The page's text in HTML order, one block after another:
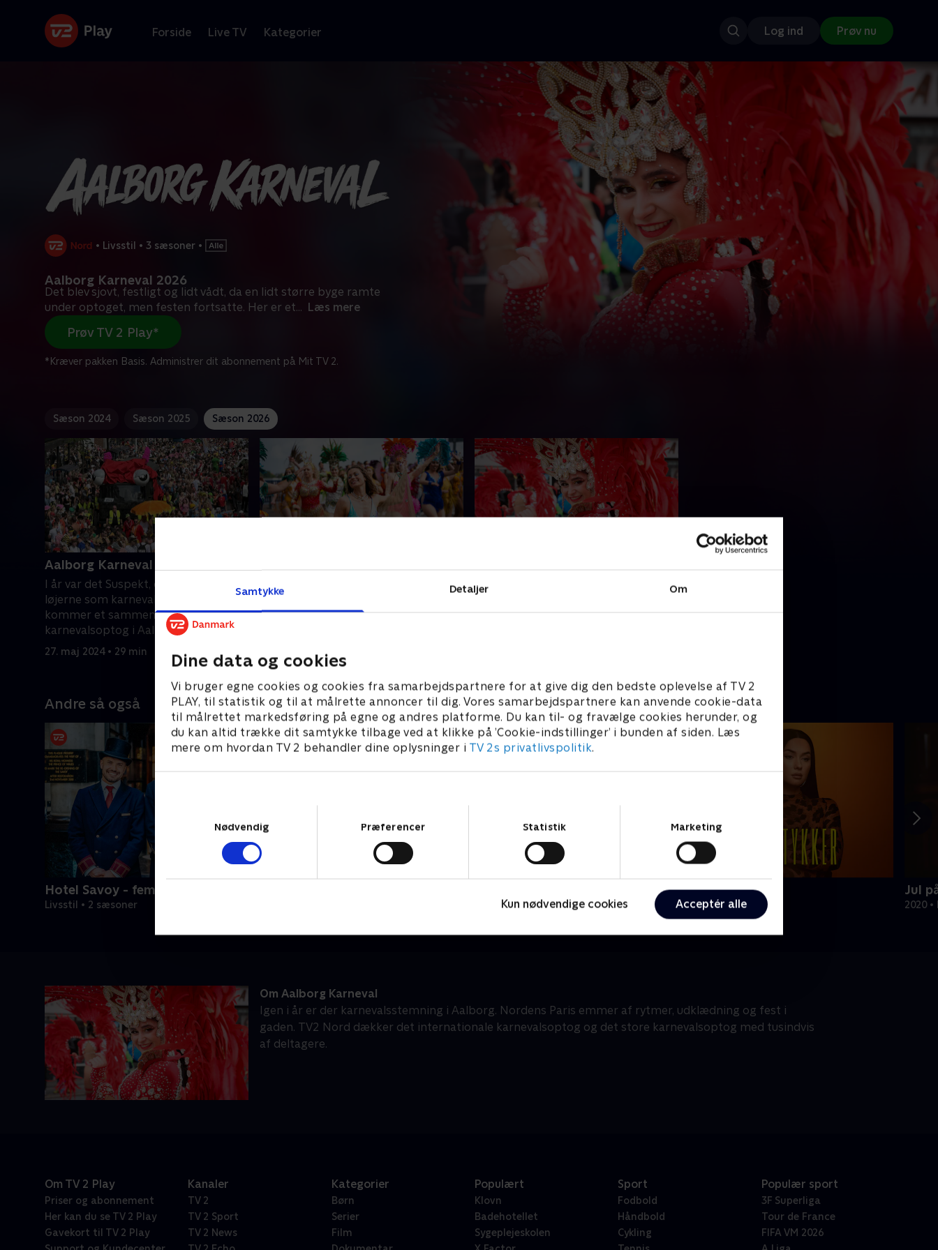
Samtykke Detaljer Om
Dine data og cookies
Vi bruger egne cookies og cookies fra samarbejdspartnere for at give dig den bedste oplevelse af TV 2
PLAY, til statistik og til at målrette annoncer til dig. Vores samarbejdspartnere kan anvende cookie-data
til målrettet markedsføring på egne og andres platforme. Du kan til- og fravælge cookies herunder, og
du kan altid trække dit samtykke tilbage ved at klikke på ’Cookie-indstillinger’ i bunden af siden. Læs
mere om hvordan TV 2 behandler dine oplysninger i TV 2s privatlivspolitik.
Nødvendig
Præferencer Statistik Marketing
Kun nødvendige cookies Acceptér alle
Forside Live TV Kategorier Log ind Prøv nu
• Livsstil • 3 sæsoner •
Aalborg Karneval 2026
Det blev sjovt, festligt og lidt vådt, da en lidt større byge ramte
under optoget, men festen fortsatte. Her er et... Læs mere
Prøv TV 2 Play*
*Kræver pakken Basis. Administrer dit abonnement på Mit TV 2.
Sæson 2024 Sæson 2025 Sæson 2026
Aalborg Karneval 2024
I år var det Suspekt, der førte an i
løjerne som karnevallets konger. Her
kommer et sammendrag fra årets
karnevalsoptog i Aalborgs gader.
27. maj 2024 • 29 min
Aalborgs gader var igen fyldt med
med sambarytmer og feststemning,
da omkring 100.000 mennesker
26. maj 2025 • 32 min
Det blev sjovt, festligt og lidt vådt, da
Andre så også
Hotel Savoy - femstjernet luksus
Livsstil • 2 sæsoner
Irina i stykker
Livsstil • 1 sæsoner
Jul
2020
Om Aalborg Karneval
Igen i år er der karnevalsstemning i Aalborg. Nordens Paris emmer af rytmer, udklædning og fest i
gaden. TV2 Nord dækker det internationale karnevalsoptog og det store karnevalsoptog med tusindvis
af deltagere.
Om TV 2 Play
Priser og abonnement
Her kan du se TV 2 Play
Gavekort til TV 2 Play
Kanaler
TV 2
TV 2 Sport
TV 2 News
Kategorier
Børn
Serier
Film
Populært
Klovn
Badehotellet
Sygeplejeskolen
Sport
Fodbold
Håndbold
Cykling
Populær sport
3F Superliga
Tour de France
FIFA VM 2026